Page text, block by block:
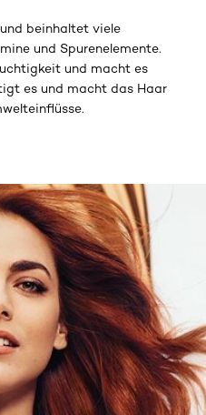
beinhaltet viele
und Spurenelemente.
und macht es
es und macht das Haar